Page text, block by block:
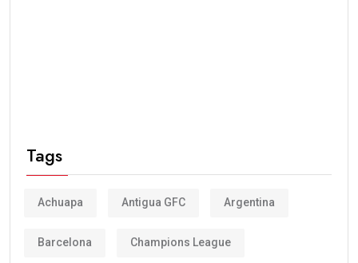
Tags
Achuapa Antigua GFC Argentina
Barcelona Champions League